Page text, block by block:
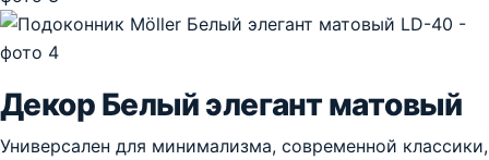
Декор Белый элегант матовый
Универсален для минимализма, современной классики,